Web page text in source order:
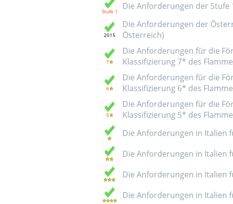
Die Anforderungen der
Die Anforderungen der
Österreich)
Die Anforderungen für die
Klassifizierung 7* des
Die Anforderungen für die
Klassifizierung 6* des
Die Anforderungen für die
Klassifizierung 5* des
Die Anforderungen in Italien
Die Anforderungen in Italien
Die Anforderungen in Italien
Die Anforderungen in Italien